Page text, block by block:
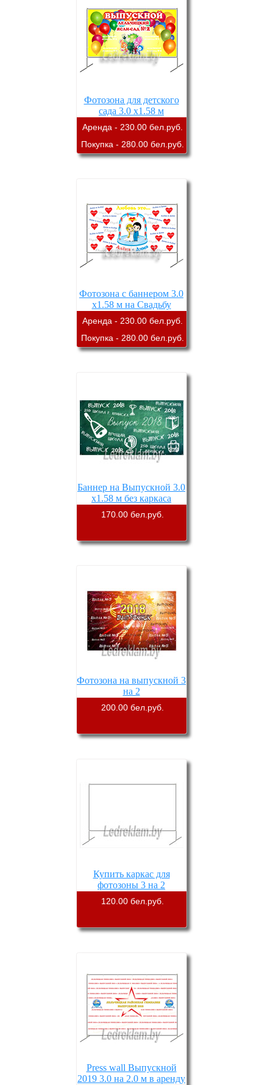
Фотозона для детского
сада 3.0 х1.58 м
Аренда - 230.00 бел.руб.
Покупка - 280.00 бел.руб.
Фотозона с баннером 3.0
х1.58 м на Свадьбу
Аренда - 230.00 бел.руб.
Покупка - 280.00 бел.руб.
Баннер на Выпускной 3.0
х1.58 м без каркаса
170.00 бел.руб.
Фотозона на выпускной 3
на 2
200.00 бел.руб.
Купить каркас для
фотозоны 3 на 2
120.00 бел.руб.
Press wall Выпускной
2019 3.0 на 2.0 м в аренду